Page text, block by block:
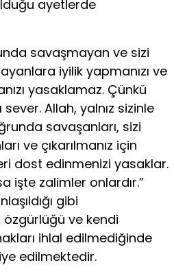
ayetlerde
savaşmayan ve sizi
iyilik yapmanızı ve
yasaklamaz. Çünkü
Allah, yalnız sizinle
savaşanları, sizi
ve çıkarılmanız için
dost edinmenizi yasaklar.
işte zalimler onlardır.”
gibi
ve kendi
ihlal edilmediğinde
edilmektedir.